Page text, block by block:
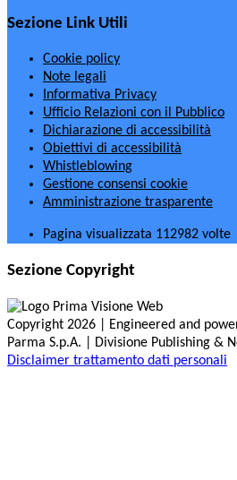
Sezione Link Utili
Cookie policy
Note legali
Informativa Privacy
Ufficio Relazioni con il Pubblico
Dichiarazione di accessibilità
Obiettivi di accessibilità
Whistleblowing
Gestione consensi cookie
Amministrazione trasparente
Pagina visualizzata 112982 volte
Sezione Copyright
Copyright 2026 | Engineered and
Parma S.p.A. | Divisione Publishing &
Disclaimer trattamento dati personali